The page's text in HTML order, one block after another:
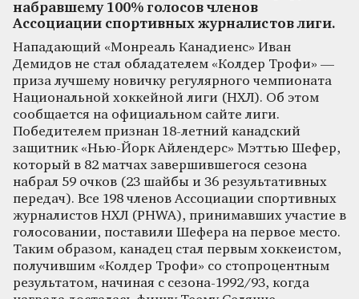
набравшему 100% голосов членов
Ассоциации спортивных журналистов лиги.
Нападающий «Монреаль Канадиенс» Иван
Демидов не стал обладателем «Колдер Трофи» —
приза лучшему новичку регулярного чемпионата
Национальной хоккейной лиги (НХЛ). Об этом
сообщается на официальном сайте лиги.
Победителем признан 18-летний канадский
защитник «Нью-Йорк Айлендерс» Мэттью Шефер,
который в 82 матчах завершившегося сезона
набрал 59 очков (23 шайбы и 36 результативных
передач). Все 198 членов Ассоциации спортивных
журналистов НХЛ (PHWA), принимавших участие в
голосовании, поставили Шефера на первое место.
Таким образом, канадец стал первым хоккеистом,
получившим «Колдер Трофи» со стопроцентным
результатом, начиная с сезона-1992/93, когда